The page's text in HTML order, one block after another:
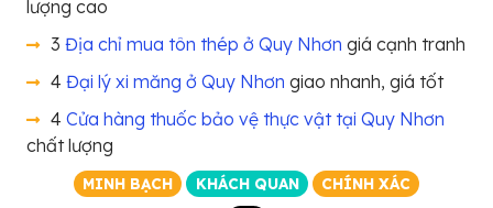
lượng cao
3 Địa chỉ mua tôn thép ở Quy Nhơn giá cạnh tranh
4 Đại lý xi măng ở Quy Nhơn giao nhanh, giá tốt
4 Cửa hàng thuốc bảo vệ thực vật tại Quy Nhơn
chất lượng
MINH BẠCH KHÁCH QUAN CHÍNH XÁC